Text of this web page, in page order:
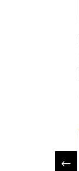
#